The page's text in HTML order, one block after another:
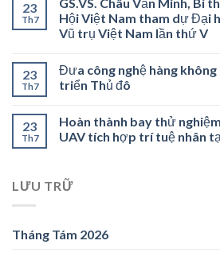
23
Th7
GS.VS. Châu Văn Minh, Bí
Hội Việt Nam tham dự Đại
Vũ trụ Việt Nam lần thứ V
23
Th7
Đưa công nghệ hàng
triển Thủ đô
23
Th7
Hoàn thành bay thử
UAV tích hợp trí tuệ nhân
LƯU TRỮ
Tháng Tám 2026